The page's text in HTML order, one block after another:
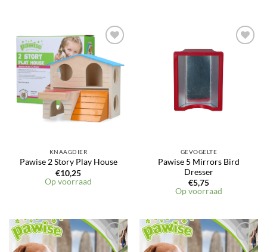
KNAAGDIER
Pawise 2 Story Play House
€10,25
Op voorraad
GEVOGELTE
Pawise 5 Mirrors Bird
Dresser
€5,75
Op voorraad